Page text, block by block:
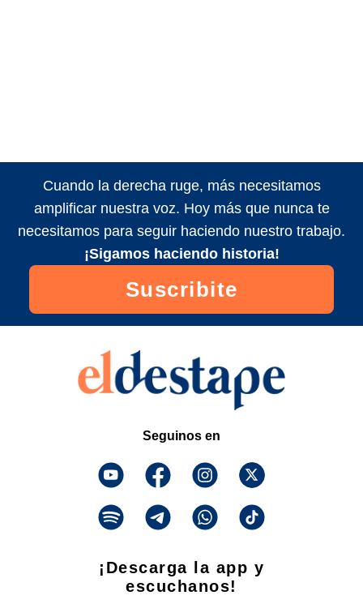
Cuando la derecha ruge, más necesitamos
amplificar nuestra voz. Hoy más que nunca te
necesitamos para seguir haciendo nuestro trabajo.
¡Sigamos haciendo historia!
Suscribite
Seguinos en
¡Descarga la app y
escuchanos!